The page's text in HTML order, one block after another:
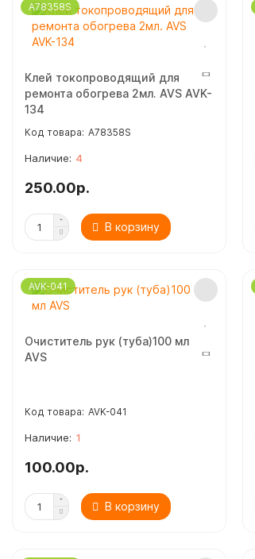
A78358S
Клей токопроводящий для
ремонта обогрева 2мл. AVS AVK-
134
A78358S
4
250.00р.
В корзину
AVK-041
Очиститель рук (туба)100 мл
AVS
AVK-041
1
100.00р.
В корзину